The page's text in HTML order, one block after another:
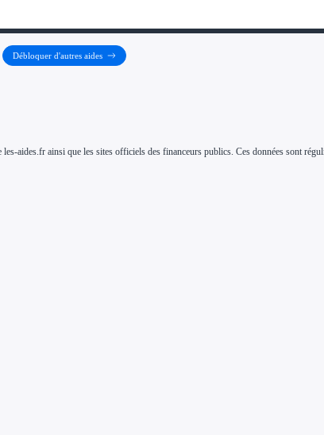
Débloquer d'autres aides
aides.fr ainsi que les sites officiels des financeurs publics. Ces données sont